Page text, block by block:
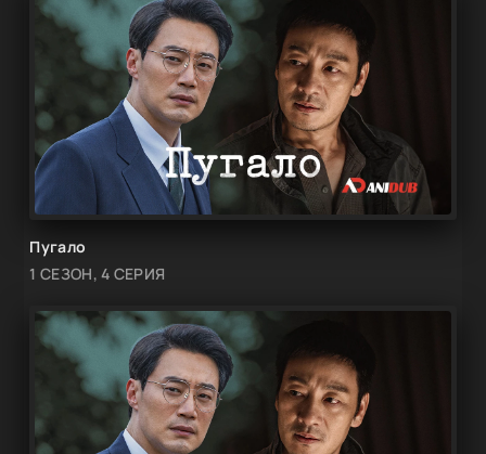
Пугало
1 СЕЗОН, 4 СЕРИЯ